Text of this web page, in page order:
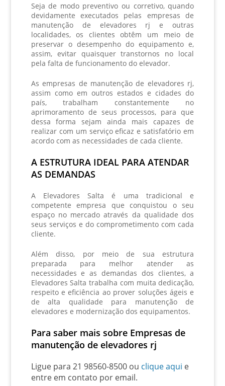
Seja de modo preventivo ou corretivo, quando
devidamente executados pelas empresas de
manutenção de elevadores rj e outras
localidades, os clientes obtêm um meio de
preservar o desempenho do equipamento e,
assim, evitar quaisquer transtornos no local
pela falta de funcionamento do elevador.
Asempresas de manutenção de elevadores rj,
assim como em outros estados e cidades do
país, trabalham constantemente no
aprimoramento de seus processos, para que
dessa forma sejam ainda mais capazes de
realizar com um serviço eficaz e satisfatório em
acordo com as necessidades de cada cliente.
A ESTRUTURA IDEAL PARA ATENDAR
AS DEMANDAS
A Elevadores Salta é uma tradicional e
competente empresa que conquistou o seu
espaço no mercado através da qualidade dos
seus serviços e do comprometimento com cada
cliente.
Além disso, por meio de sua estrutura
preparada para melhor atender as
necessidades e as demandas dos clientes, a
Elevadores Salta trabalha com muita dedicação,
respeito e eficiência ao prover soluções ágeis e
de alta qualidade para manutenção de
elevadores e modernização dos equipamentos.
Para saber mais sobre Empresas de
manutenção de elevadores rj
Ligue para 21 98560-8500ou clique aqui e
entre em contato por email.